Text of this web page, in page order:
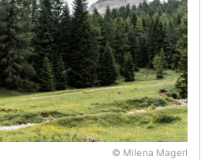
© Milena Magerl